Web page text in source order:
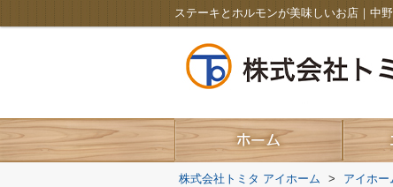
ステーキとホルモンが美味しいお店｜中
株式会社トミタ アイホーム > アイホー